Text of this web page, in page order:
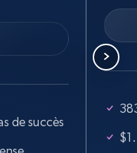
de succès